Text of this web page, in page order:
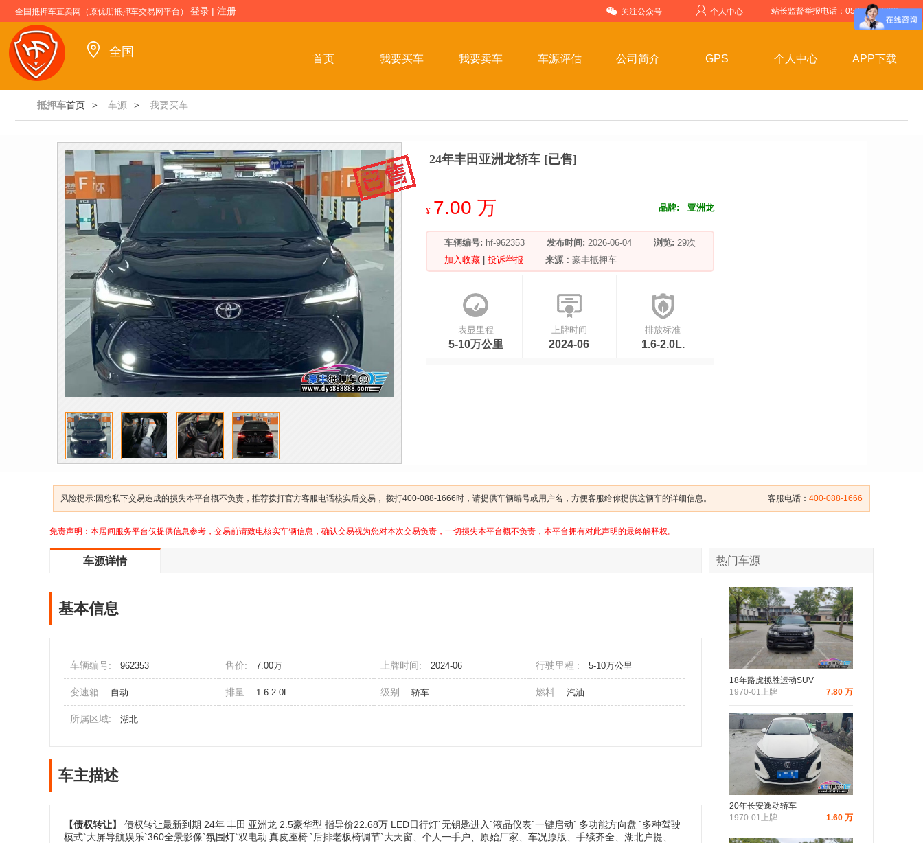
关注公众号 个人中心 站长监督举报电话：05357599999
全国抵押车直卖网（原优朋抵押车交易网平台） 登录 | 注册
全国
首页 我要买车 我要卖车 车源评估 公司简介 GPS 个人中心 APP下载
抵押车首页 > 车源 > 我要买车
24年丰田亚洲龙轿车 [已售]
¥ 7.00 万 品牌: 亚洲龙
车辆编号: hf-962353 发布时间: 2026-06-04 浏览: 29次
加入收藏
投诉举报 来源： 豪丰抵押车
表显里程
5-10万公里
上牌时间
2024-06
排放标准
1.6-2.0L.
客服电话： 400-088-1666
风险提示:因您私下交易造成的损失本平台概不负责，推荐拨打官方客服电话核实后交易， 拨打400-088-1666时，请提供车辆编号或用户名，方便客服给你提供这辆车的详细信息。
免责声明：本居间服务平台仅提供信息参考，交易前请致电核实车辆信息，确认交易视为您对本次交易负责，一切损失本平台概不负责，本平台拥有对此声明的最终解释权。
车源详情
基本信息
车辆编号: 962353 售价: 7.00万 上牌时间: 2024-06 行驶里程 : 5-10万公里
变速箱: 自动 排量: 1.6-2.0L 级别: 轿车 燃料: 汽油
所属区域: 湖北
车主描述
【债权转让】 债权转让最新到期 24年丰田 亚洲龙 2.5豪华型 指导价22.68万 LED日行灯`无钥匙进入`液晶仪表`一键启动` 多功能方向盘 `多种驾驶
模式`大屏导航娱乐`360全景影像`氛围灯`双电动 真皮座椅 `后排老板椅调节`大天窗、个人一手户、原始厂家、车况原版、手续齐全、湖北户提、
热门车源
18年路虎揽胜运动SUV
1970-01上牌
7.80 万
20年长安逸动轿车
1970-01上牌
1.60 万